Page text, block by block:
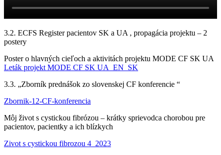
3.2. ECFS Register pacientov SK a UA , propagácia projektu – 2
postery
Poster o hlavných cieľoch a aktivitách projektu MODE CF SK UA
Leták projekt MODE CF SK UA_EN_SK
3.3. „Zborník prednášok zo slovenskej CF konferencie “
Zbornik-12-CF-konferencia
Môj život s cystickou fibrózou – krátky sprievodca chorobou pre
pacientov, pacientky a ich blízkych
Zivot s cystickou fibrozou 4_2023